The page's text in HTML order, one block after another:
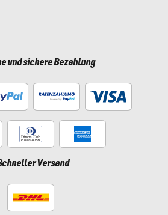
und sichere Bezahlung
Versand